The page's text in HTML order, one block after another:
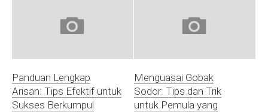
Panduan Lengkap
Arisan: Tips Efektif untuk
Sukses Berkumpul
Menguasai Gobak
Sodor: Tips dan Trik
untuk Pemula yang